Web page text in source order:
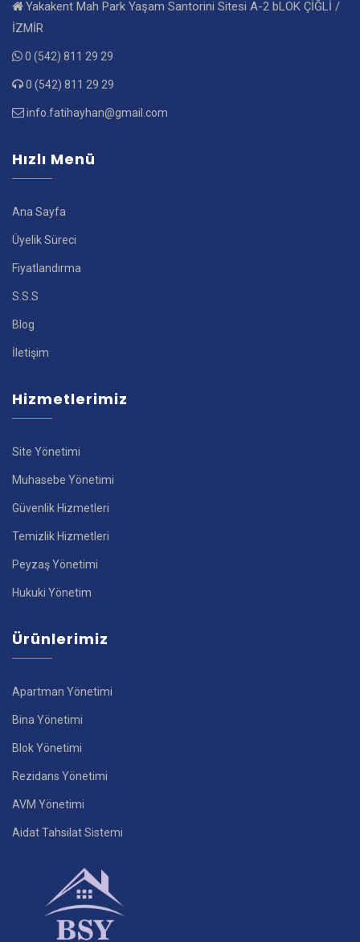
Yakakent Mah Park Yaşam Santorini Sitesi A-2 bLOK ÇİĞLİ /
İZMİR
0 (542) 811 29 29
0 (542) 811 29 29
info.fatihayhan@gmail.com
Hızlı Menü
Ana Sayfa
Üyelik Süreci
Fiyatlandırma
S.S.S
Blog
İletişim
Hizmetlerimiz
Site Yönetimi
Muhasebe Yönetimi
Güvenlik Hizmetleri
Temizlik Hizmetleri
Peyzaş Yönetimi
Hukuki Yönetim
Ürünlerimiz
Apartman Yönetimi
Bina Yönetimi
Blok Yönetimi
Rezidans Yönetimi
AVM Yönetimi
Aidat Tahsilat Sistemi